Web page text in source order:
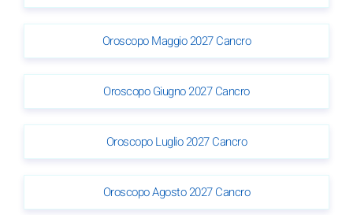
Oroscopo Maggio 2027 Cancro
Oroscopo Giugno 2027 Cancro
Oroscopo Luglio 2027 Cancro
Oroscopo Agosto 2027 Cancro